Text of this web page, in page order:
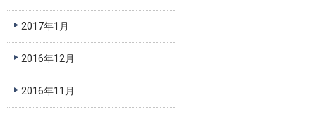
2017年1月
2016年12月
2016年11月